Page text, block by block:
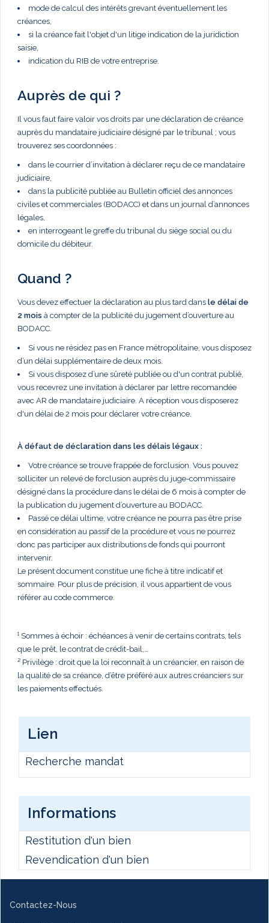
mode de calcul des intérêts grevant éventuellement les
créances,
si la créance fait l'objet d'un litige indication de la juridiction
saisie,
indication du RIB de votre entreprise.
Auprès de qui ?
Il vous faut faire valoir vos droits par une déclaration de créance
auprès du mandataire judiciaire désigné par le tribunal ; vous
trouverez ses coordonnées :
dans le courrier d’invitation à déclarer reçu de ce mandataire
judiciaire,
dans la publicité publiée au Bulletin officiel des annonces
civiles et commerciales (BODACC) et dans un journal d’annonces
légales,
en interrogeant le greffe du tribunal du siège social ou du
domicile du débiteur.
Quand ?
Vous devez effectuer la déclaration au plus tard dans le délai de
2 mois à compter de la publicité du jugement d’ouverture au
BODACC.
Si vous ne résidez pas en France métropolitaine, vous disposez
d’un délai supplémentaire de deux mois.
Si vous disposez d’une sûreté publiée ou d'un contrat publié,
vous recevrez une invitation à déclarer par lettre recomandée
avec AR de mandataire judiciaire. A réception vous disposerez
d'un délai de 2 mois pour déclarer votre créance.
À défaut de déclaration dans les délais légaux :
Votre créance se trouve frappée de forclusion. Vous pouvez
solliciter un relevé de forclusion auprès du juge-commissaire
désigné dans la procédure dans le délai de 6 mois à compter de
la publication du jugement d’ouverture au BODACC.
Passé ce délai ultime, votre créance ne pourra pas être prise
en considération au passif de la procédure et vous ne pourrez
donc pas participer aux distributions de fonds qui pourront
intervenir.
Le présent document constitue une fiche à titre indicatif et
sommaire. Pour plus de précision, il vous appartient de vous
référer au code commerce.
¹ Sommes à échoir : échéances à venir de certains contrats, tels
que le prêt, le contrat de crédit-bail,…
² Privilège : droit que la loi reconnaît à un créancier, en raison de
la qualité de sa créance, d’être préféré aux autres créanciers sur
les paiements effectués.
Lien
Recherche mandat
Informations
Restitution d'un bien
Revendication d'un bien
Contactez-Nous